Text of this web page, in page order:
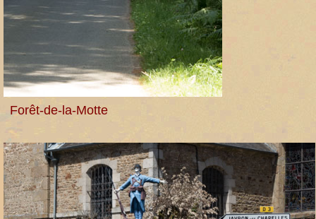
Forêt-de-la-Motte